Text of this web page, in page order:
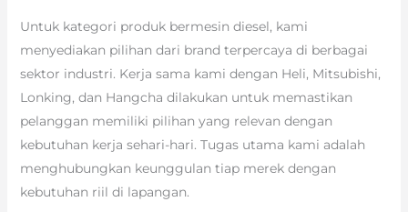
Untuk kategori produk bermesin diesel, kami
menyediakan pilihan dari brand terpercaya di berbagai
sektor industri. Kerja sama kami dengan Heli, Mitsubishi,
Lonking, dan Hangcha dilakukan untuk memastikan
pelanggan memiliki pilihan yang relevan dengan
kebutuhan kerja sehari-hari. Tugas utama kami adalah
menghubungkan keunggulan tiap merek dengan
kebutuhan riil di lapangan.